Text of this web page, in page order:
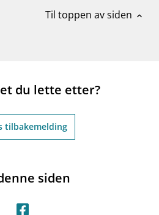
Til toppen av siden expand_less
du lette etter?
tilbakemelding
siden